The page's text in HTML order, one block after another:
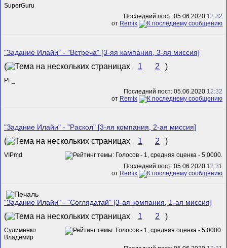
SuperGuru
Последний пост: 05.06.2020 12:32
от Remix
"Задание Илайи" - "Встреча" [3-яя кампания, 3-яя миссия]
( 1 2 )
PF_
Последний пост: 05.06.2020 12:32
от Remix
"Задание Илайи" - "Раскол" [3-яя компания, 2-ая миссия]
( 1 2 )
VIPmd
Последний пост: 05.06.2020 12:31
от Remix
"Задание Илайи" - "Соглядатай" [3-ая компания, 1-ая миссия]
( 1 2 )
Сулименко
Владимир